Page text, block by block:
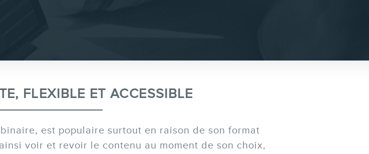
de groupe
(SEO) et IA (GEO)
Ebooks
FLEXIBLE ET ACCESSIBLE
est populaire surtout en raison de son format
voir et revoir le contenu au moment de son choix,